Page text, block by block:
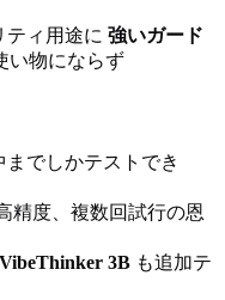
ティ用途に 強いガード
い物にならず
でしかテストでき
精度、複数回試行の恩
VibeThinker 3B も追加テ